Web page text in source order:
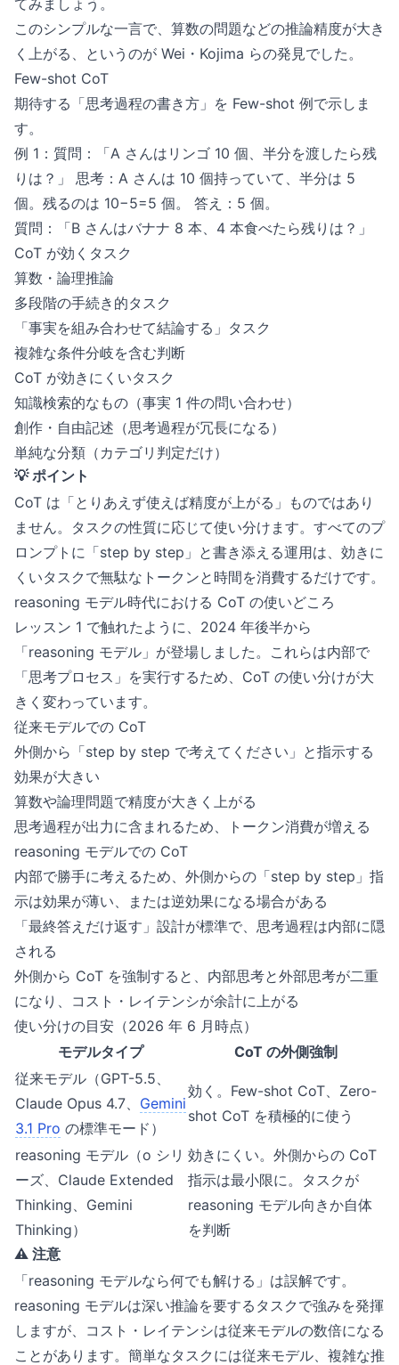
てみましょう。
このシンプルな一言で、算数の問題などの推論精度が大き
く上がる、というのが Wei・Kojima らの発見でした。
Few-shot CoT
期待する「思考過程の書き方」を Few-shot 例で示しま
す。
例 1：質問：「A さんはリンゴ 10 個、半分を渡したら残
りは？」 思考：A さんは 10 個持っていて、半分は 5
個。残るのは 10−5=5 個。 答え：5 個。
質問：「B さんはバナナ 8 本、4 本食べたら残りは？」
CoT が効くタスク
算数・論理推論
多段階の手続き的タスク
「事実を組み合わせて結論する」タスク
複雑な条件分岐を含む判断
CoT が効きにくいタスク
知識検索的なもの（事実 1 件の問い合わせ）
創作・自由記述（思考過程が冗長になる）
単純な分類（カテゴリ判定だけ）
💡 ポイント
CoT は「とりあえず使えば精度が上がる」ものではあり
ません。タスクの性質に応じて使い分けます。すべてのプ
ロンプトに「step by step」と書き添える運用は、効きに
くいタスクで無駄なトークンと時間を消費するだけです。
reasoning モデル時代における CoT の使いどころ
レッスン 1 で触れたように、2024 年後半から
「reasoning モデル」が登場しました。これらは内部で
「思考プロセス」を実行するため、CoT の使い分けが大
きく変わっています。
従来モデルでの CoT
外側から「step by step で考えてください」と指示する
効果が大きい
算数や論理問題で精度が大きく上がる
思考過程が出力に含まれるため、トークン消費が増える
reasoning モデルでの CoT
内部で勝手に考えるため、外側からの「step by step」指
示は効果が薄い、または逆効果になる場合がある
「最終答えだけ返す」設計が標準で、思考過程は内部に隠
される
外側から CoT を強制すると、内部思考と外部思考が二重
になり、コスト・レイテンシが余計に上がる
使い分けの目安（2026 年 6 月時点）
モデルタイプ
CoT の外側強制
従来モデル（GPT-5.5、
Claude Opus 4.7、 Gemini
3.1 Pro の標準モード）
効く。Few-shot CoT、Zero-
shot CoT を積極的に使う
reasoning モデル（o シリ
ーズ、Claude Extended
Thinking、Gemini
Thinking）
効きにくい。外側からの CoT
指示は最小限に。タスクが
reasoning モデル向きか自体
を判断
⚠️ 注意
「reasoning モデルなら何でも解ける」は誤解です。
reasoning モデルは深い推論を要するタスクで強みを発揮
しますが、コスト・レイテンシは従来モデルの数倍になる
ことがあります。簡単なタスクには従来モデル、複雑な推